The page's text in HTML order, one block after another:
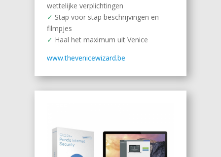
wettelijke verplichtingen
✓ Stap voor stap beschrijvingen en
filmpjes
✓ Haal het maximum uit Venice
www.thevenicewizard.be